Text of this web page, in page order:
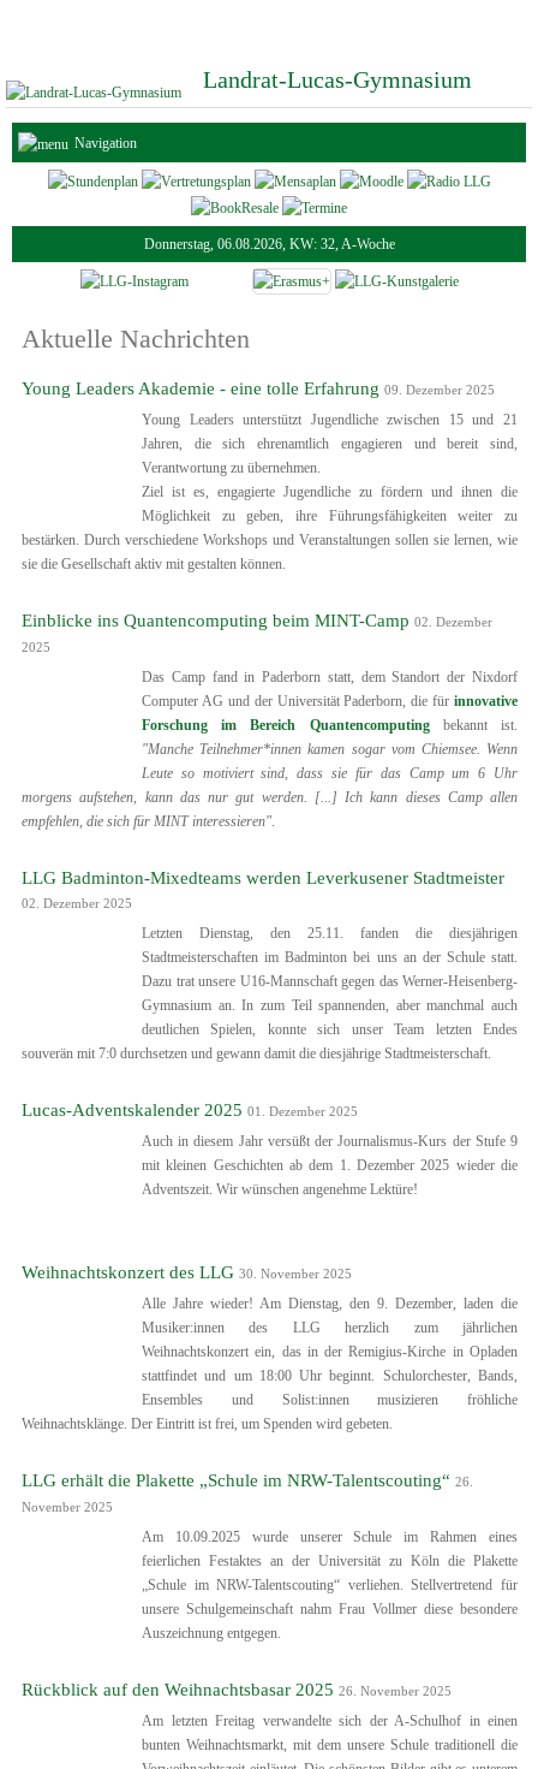
Landrat-Lucas-Gymnasium
Navigation
Donnerstag, 06.08.2026, KW: 32, A-Woche
Aktuelle Nachrichten
Young Leaders Akademie - eine tolle Erfahrung 09. Dezember 2025
Young Leaders unterstützt Jugendliche zwischen 15 und 21
Jahren, die sich ehrenamtlich engagieren und bereit sind,
Verantwortung zu übernehmen.
Ziel ist es, engagierte Jugendliche zu fördern und ihnen die
Möglichkeit zu geben, ihre Führungsfähigkeiten weiter zu
bestärken. Durch verschiedene Workshops und Veranstaltungen sollen sie lernen, wie
sie die Gesellschaft aktiv mit gestalten können.
Einblicke ins Quantencomputing beim MINT-Camp 02. Dezember
2025
Das Camp fand in Paderborn statt, dem Standort der Nixdorf
Computer AG und der Universität Paderborn, die für innovative
Forschung im Bereich Quantencomputing
bekannt ist.
"Manche Teilnehmer*innen kamen sogar vom Chiemsee. Wenn
Leute so motiviert sind, dass sie für das Camp um 6 Uhr
morgens aufstehen, kann das nur gut werden. [...] Ich kann dieses Camp allen
empfehlen, die sich für MINT interessieren"
LLG Badminton-Mixedteams werden Leverkusener Stadtmeister
02. Dezember 2025
Letzten Dienstag, den 25.11. fanden die diesjährigen
Stadtmeisterschaften im Badminton bei uns an der Schule statt.
Dazu trat unsere U16-Mannschaft gegen das Werner-Heisenberg-
Gymnasium an. In zum Teil spannenden, aber manchmal auch
deutlichen Spielen, konnte sich unser Team letzten Endes
souverän mit 7:0 durchsetzen und gewann damit die diesjährige Stadtmeisterschaft.
Lucas-Adventskalender 2025 01. Dezember 2025
Auch in diesem Jahr versüßt der Journalismus-Kurs der Stufe 9
mit kleinen Geschichten ab dem 1. Dezember 2025 wieder die
Adventszeit. Wir wünschen angenehme Lektüre!
Weihnachtskonzert des LLG 30. November 2025
Alle Jahre wieder! Am Dienstag, den 9. Dezember, laden die
Musiker:innen des LLG herzlich zum jährlichen
Weihnachtskonzert ein, das in der Remigius-Kirche in Opladen
stattfindet und um 18:00 Uhr beginnt. Schulorchester, Bands,
Ensembles und Solist:innen musizieren fröhliche
Weihnachtsklänge. Der Eintritt ist frei, um Spenden wird gebeten.
LLG erhält die Plakette „Schule im NRW-Talentscouting“ 26.
November 2025
Am 10.09.2025 wurde unserer Schule im Rahmen eines
feierlichen Festaktes an der Universität zu Köln die Plakette
„Schule im NRW-Talentscouting“ verliehen. Stellvertretend für
unsere Schulgemeinschaft nahm Frau Vollmer diese besondere
Auszeichnung entgegen.
Rückblick auf den Weihnachtsbasar 2025 26. November 2025
Am letzten Freitag verwandelte sich der A-Schulhof in einen
bunten Weihnachtsmarkt, mit dem unsere Schule traditionell die